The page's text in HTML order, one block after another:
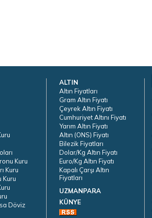
Kuru
Kuru
Kuru
Döviz
ALTIN
Altın Fiyatları
Gram Altın Fiyatı
Çeyrek Altın Fiyatı
Cumhuriyet Altını Fiyatı
Yarım Altın Fiyatı
Altın (ONS) Fiyatı
Bilezik Fiyatları
Dolar/Kg Altın Fiyatı
Euro/Kg Altın Fiyatı
Kapalı Çarşı Altın
Fiyatları
UZMANPARA
KÜNYE